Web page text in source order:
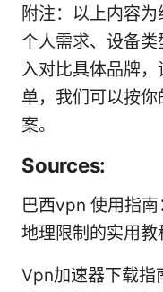
附注：以上内容
个人需求、设备
入对比具体品牌
单，我们可以按
案。
Sources:
巴西vpn 使用指
地理限制的实用教
Vpn加速器下载指